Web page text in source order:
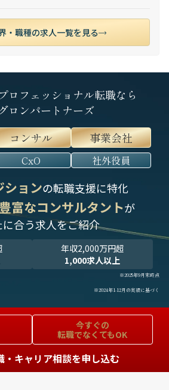
・職種の求人一覧を見る
ロフェッショナル転職なら
ロンパートナーズ
コンサル 事業会社
CxO 社外役員
ションの転職支援に特化
富なコンサルタントが
に合う求人をご紹介
年収2,000万円超
1,000求人以上
※2025年9月末時点
※2024年1-12月の実績に基づく
今すぐの
転職でなくてもOK
・キャリア相談を申し込む